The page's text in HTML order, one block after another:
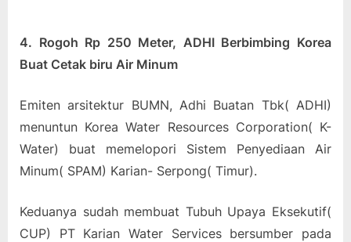
4. Rogoh Rp 250 Meter, ADHI Berbimbing Korea
Buat Cetak biru Air Minum
Emiten arsitektur BUMN, Adhi Buatan Tbk( ADHI)
menuntun Korea Water Resources Corporation( K-
Water) buat memelopori Sistem Penyediaan Air
Minum( SPAM) Karian- Serpong( Timur).
Keduanya sudah membuat Tubuh Upaya Eksekutif(
CUP) PT Karian Water Services bersumber pada